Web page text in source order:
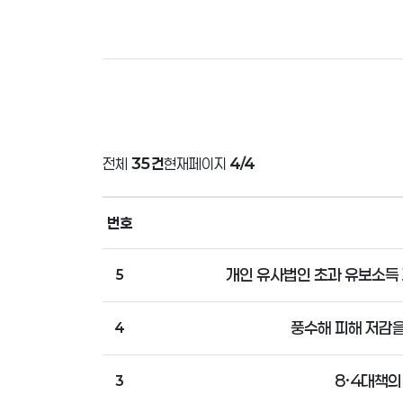
전체 35건현재페이지 4/4
번호
5 개인 유사법인 초과 유보소
4 풍수해 피해 저감
3 8·4대책